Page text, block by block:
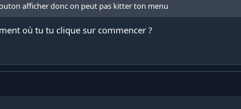
afficher donc on peut pas kitter ton menu
où tu tu clique sur commencer ?